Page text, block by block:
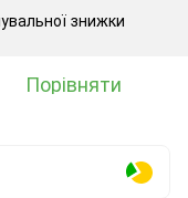
знижки
Порівняти